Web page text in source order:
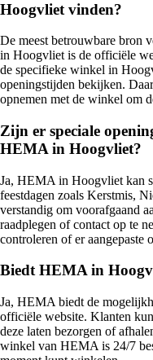
Hoogvliet vinden?
De meest betrouwbare bron
in Hoogvliet is de officiële
de specifieke winkel in
openingstijden bekijken.
opnemen met de winkel om
Zijn er speciale
HEMA in Hoogvliet?
Ja, HEMA in Hoogvliet kan
feestdagen zoals Kerstmis,
verstandig om voorafgaand
raadplegen of contact op te
controleren of er aangepaste
Biedt HEMA in
Ja, HEMA biedt de
officiële website. Klanten
deze laten bezorgen of
winkel van HEMA is 24/7